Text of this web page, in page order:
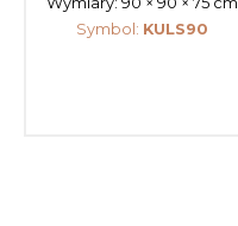
Symbol: KULS90